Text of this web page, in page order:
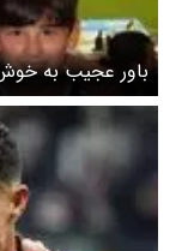
باور عجیب به